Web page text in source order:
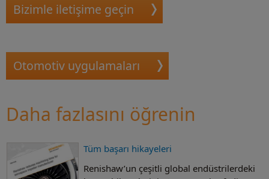
Bizimle iletişime geçin
Otomotiv uygulamaları
Daha fazlasını öğrenin
Tüm başarı hikayeleri
Renishaw’un çeşitli global endüstrilerdeki